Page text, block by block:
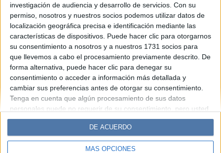
investigación de audiencia y desarrollo de servicios. Con su
permiso, nosotros y nuestros socios podemos utilizar datos de
localización geográfica precisa e identificación mediante las
características de dispositivos. Puede hacer clic para otorgarnos
su consentimiento a nosotros y a nuestros 1731 socios para
que llevemos a cabo el procesamiento previamente descrito. De
forma alternativa, puede hacer clic para denegar su
consentimiento o acceder a información más detallada y
cambiar sus preferencias antes de otorgar su consentimiento.
Tenga en cuenta que algún procesamiento de sus datos
personales puede no requerir de su consentimiento, pero usted
tiene el derecho de rechazar tal procesamiento. Sus
preferencias se aplicarán solo a este sitio web. Puede cambiar
sus preferencias o retirar su consentimiento en cualquier
momento volviendo a este sitio y haciendo clic en el botón
MÁS OPCIONES
DE ACUERDO
Diario Perfil Caras Noticias
Fortuna
Hombre
Weekend Parabrisas
Supercampo
Lunateen